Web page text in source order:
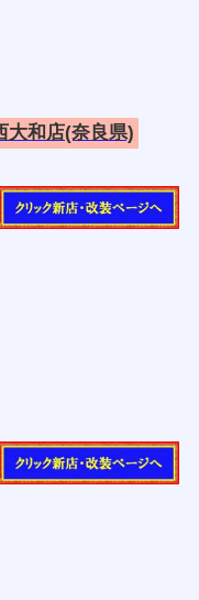
大和店(奈良県)